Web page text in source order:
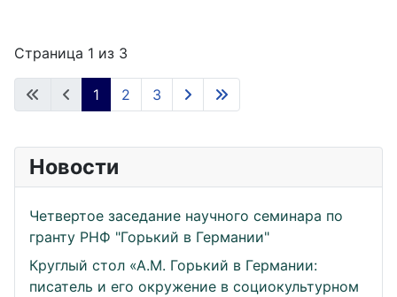
Страница 1 из 3
1 2 3
Новости
Четвертое заседание научного семинара по
гранту РНФ "Горький в Германии"
Круглый стол «А.М. Горький в Германии:
писатель и его окружение в социокультурном